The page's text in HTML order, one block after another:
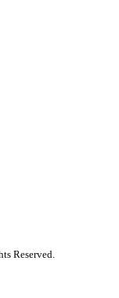
Reserved.